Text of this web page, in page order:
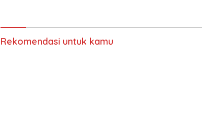
Rekomendasi untuk kamu